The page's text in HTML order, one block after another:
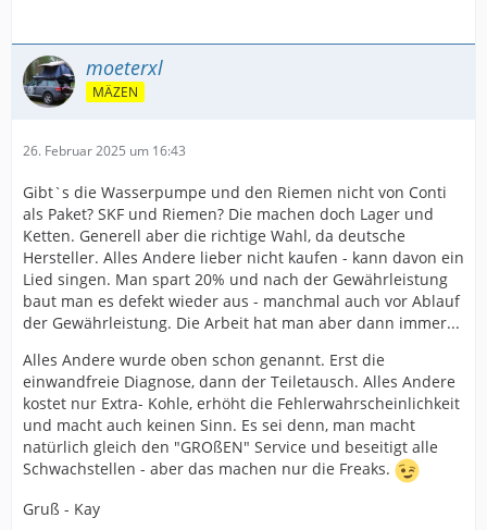
moeterxl
MÄZEN
26. Februar 2025 um 16:43
Gibt`s die Wasserpumpe und den Riemen nicht von Conti
als Paket? SKF und Riemen? Die machen doch Lager und
Ketten. Generell aber die richtige Wahl, da deutsche
Hersteller. Alles Andere lieber nicht kaufen - kann davon ein
Lied singen. Man spart 20% und nach der Gewährleistung
baut man es defekt wieder aus - manchmal auch vor Ablauf
der Gewährleistung. Die Arbeit hat man aber dann immer...
Alles Andere wurde oben schon genannt. Erst die
einwandfreie Diagnose, dann der Teiletausch. Alles Andere
kostet nur Extra- Kohle, erhöht die Fehlerwahrscheinlichkeit
und macht auch keinen Sinn. Es sei denn, man macht
natürlich gleich den "GROßEN" Service und beseitigt alle
Schwachstellen - aber das machen nur die Freaks.
Gruß - Kay